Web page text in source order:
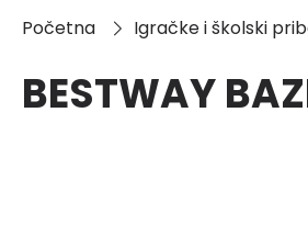
Početna Igračke i školski
BESTWAY